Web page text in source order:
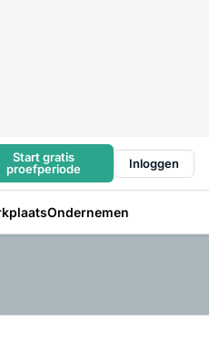
Start gratis
proefperiode
Inloggen
Ondernemen